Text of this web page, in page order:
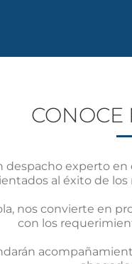
CONOCE
despacho experto
al éxito de
nos convierte en
con los